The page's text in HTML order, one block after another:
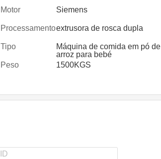
Motor Siemens
Processamentoextrusora de rosca dupla
Tipo
Máquina de comida em pó de
arroz para bebé
Peso 1500KGS